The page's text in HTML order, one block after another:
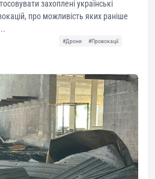
захоплені українські
про можливість яких раніше
#Дрони
#Провокації